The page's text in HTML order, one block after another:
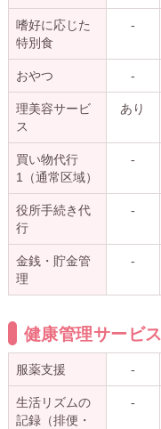
嗜好に応じた
特別食
-
おやつ -
理美容サービ
ス
あり
買い物代行
1（通常区域）
-
役所手続き代
行
-
金銭・貯金管
理
-
健康管理サービス
服薬支援 -
生活リズムの
記録（排便・
-